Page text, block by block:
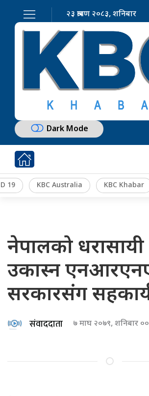
२३ श्रावण २०८३, शनिबार
Dark Mode
19 KBC Australia KBC Khabar
नेपालको धरासायी
उकास्न
सरकारसंग
संवाददाता ७ माघ २०७९, शनिबार